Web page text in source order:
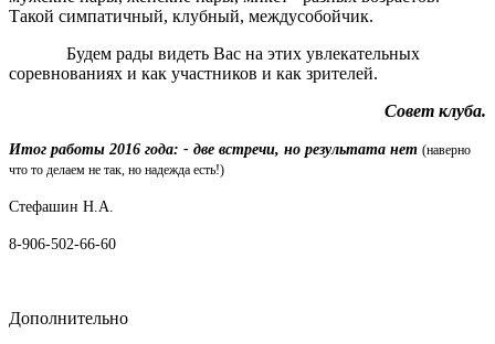
Такой симпатичный, клубный, междусобойчик.
Будем рады видеть Вас на этих увлекательных
соревнованиях и как участников и как зрителей.
Совет клуба.
Итог работы 2016 года: - две встречи, но результата нет (наверно
что то делаем не так, но надежда есть!)
Стефашин Н.А.
8-906-502-66-60
Дополнительно